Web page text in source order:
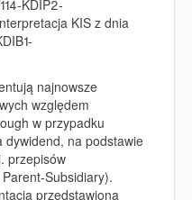
KDIP2-
KIS z dnia
najnowsze
względem
w przypadku
dywidend, na podstawie
przepisów
Subsidiary).
przedstawiona